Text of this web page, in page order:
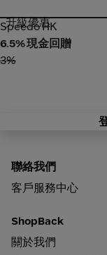
Speedo HK
升級優惠
Speedo HK
6.5% 現金回贈
3%
聯絡我們
客戶服務中心
ShopBack
關於我們